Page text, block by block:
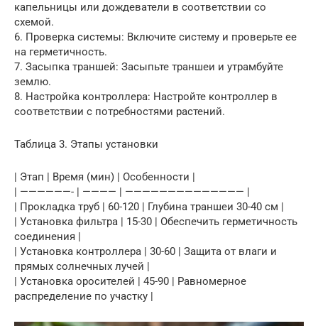
капельницы или дождеватели в соответствии со
схемой.
6. Проверка системы: Включите систему и проверьте ее
на герметичность.
7. Засыпка траншей: Засыпьте траншеи и утрамбуйте
землю.
8. Настройка контроллера: Настройте контроллер в
соответствии с потребностями растений.
Таблица 3. Этапы установки
| Этап | Время (мин) | Особенности |
| ——————- | ———— | —————————————— |
| Прокладка труб | 60-120 | Глубина траншеи 30-40 см |
| Установка фильтра | 15-30 | Обеспечить герметичность
соединения |
| Установка контроллера | 30-60 | Защита от влаги и
прямых солнечных лучей |
| Установка оросителей | 45-90 | Равномерное
распределение по участку |